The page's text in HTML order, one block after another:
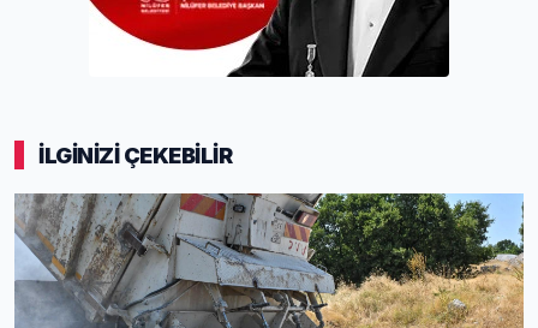
İLGİNİZİ ÇEKEBİLİR